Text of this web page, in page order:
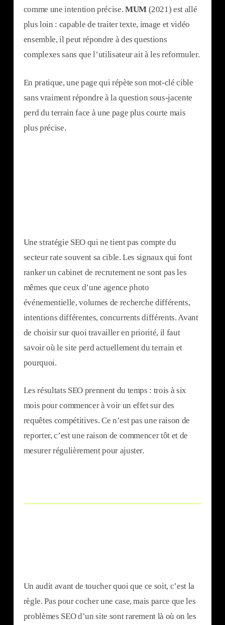
comme une intention précise. MUM(2021) est allé
plus loin : capable de traiter texte, image et vidéo
ensemble, il peut répondre à des questions
complexes sans que l’utilisateur ait à les reformuler.
En pratique, une page qui répète son mot-clé cible
sans vraiment répondre à la question sous-jacente
perd du terrain face à une page plus courte mais
plus précise.
Une stratégie SEO qui ne tient pas compte du
secteur rate souvent sa cible. Les signaux qui font
ranker un cabinet de recrutement ne sont pas les
mêmes que ceux d’une agence photo
événementielle, volumes de recherche différents,
intentions différentes, concurrents différents. Avant
de choisir sur quoi travailler en priorité, il faut
savoir où le site perd actuellement du terrain et
pourquoi.
Les résultats SEO prennent du temps : trois à six
mois pour commencer à voir un effet sur des
requêtes compétitives. Ce n’est pas une raison de
reporter, c’est une raison de commencer tôt et de
mesurer régulièrement pour ajuster.
Un audit avant de toucher quoi que ce soit, c’est la
règle. Pas pour cocher une case, mais parce que les
problèmes SEO d’un site sont rarement là où on les